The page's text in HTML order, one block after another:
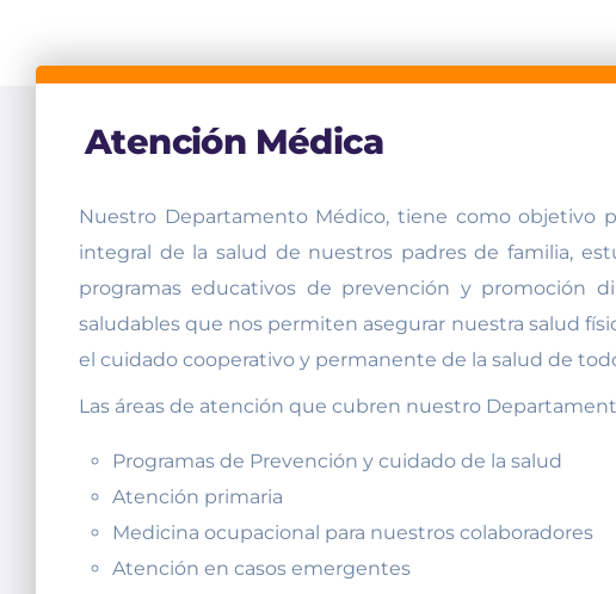
Atención Médica
Nuestro Departamento Médico, tiene como objetivo
integral de la salud de nuestros padres de familia,
programas educativos de prevención y promoción
saludables que nos permiten asegurar nuestra salud
el cuidado cooperativo y permanente de la salud de
Las áreas de atención que cubren nuestro
Programas de Prevención y cuidado de la salud
Atención primaria
Medicina ocupacional para nuestros colaboradores
Atención en casos emergentes